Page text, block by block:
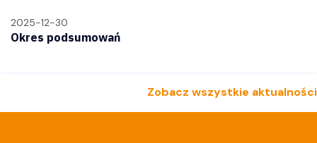
2025-12-30
Okres podsumowań
Zobacz wszystkie aktualności